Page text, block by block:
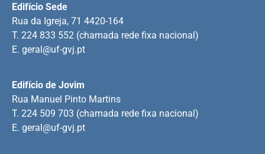
Edifício de Jovim
Rua Manuel Pinto Martins
T. 224 509 703 (chamada rede fixa nacional)
E. geral@uf-gvj.pt
Edifício Sede
Rua da Igreja, 71 4420-164
T. 224 833 552 (chamada rede fixa nacional)
E. geral@uf-gvj.pt